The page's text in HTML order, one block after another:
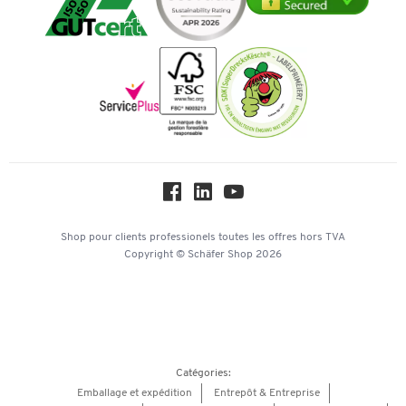
Histoire
Inspiration
Paiement d'avance
Shop pour clients professionels toutes les offres hors TVA
Copyright © Schäfer Shop 2026
Catégories:
Emballage et expédition
Entrepôt & Entreprise